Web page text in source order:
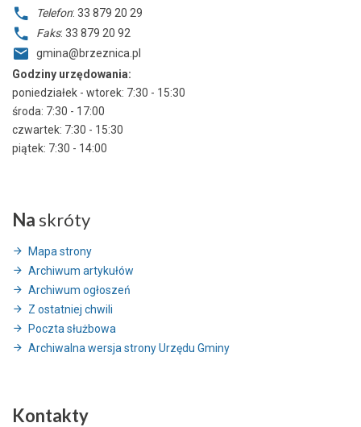
Telefon: 33 879 20 29
Faks: 33 879 20 92
gmina@brzeznica.pl
Godziny urzędowania:
poniedziałek - wtorek: 7:30 - 15:30
środa: 7:30 - 17:00
czwartek: 7:30 - 15:30
piątek: 7:30 - 14:00
Na skróty
Mapa strony
Archiwum artykułów
Archiwum ogłoszeń
Z ostatniej chwili
Poczta służbowa
Archiwalna wersja strony Urzędu Gminy
Kontakty